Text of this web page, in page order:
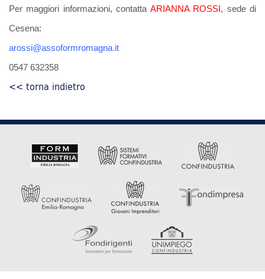
Per maggiori informazioni, contatta ARIANNA ROSSI, sede di
Cesena:
arossi@assoformromagna.it
0547 632358
<< torna indietro